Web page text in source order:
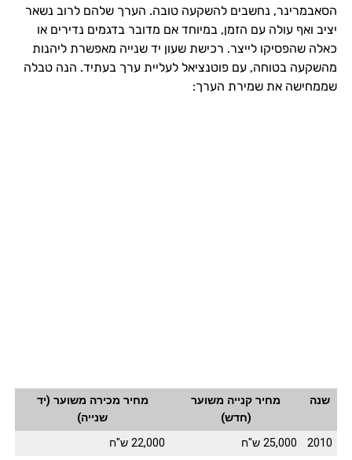
הסאבמרינר, נחשבים להשקעה טובה. הערך שלהם לרוב נשאר
יציב ואף עולה עם הזמן, במיוחד אם מדובר בדגמים נדירים או
כאלה שהפסיקו לייצר. רכישת שעון יד שנייה מאפשרת ליהנות
מהשקעה בטוחה, עם פוטנציאל לעליית ערך בעתיד. הנה טבלה
שממחישה את שמירת הערך:
שנה
מחיר קנייה משוער
(חדש)
מחיר מכירה משוער (יד
שנייה)
2010
25,000 ש"ח
22,000 ש"ח